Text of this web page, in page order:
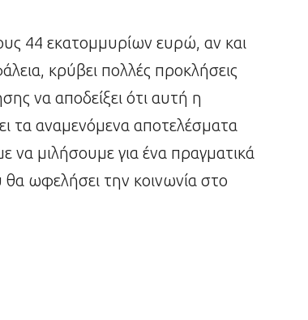
44 εκατομμυρίων ευρώ, αν και
κρύβει πολλές προκλήσεις
να αποδείξει ότι αυτή η
τα αναμενόμενα αποτελέσματα
να μιλήσουμε για ένα πραγματικά
ωφελήσει την κοινωνία στο